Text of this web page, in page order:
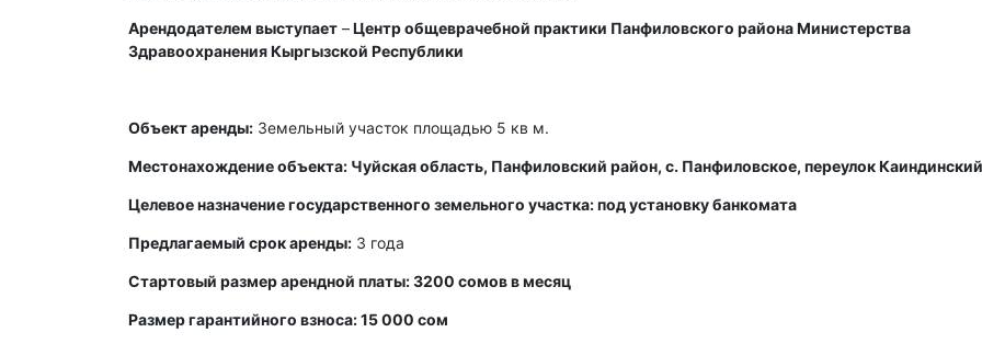
Арендодателем выступает –Центр общеврачебной практики Панфиловского района Министерства
Здравоохранения Кыргызской Республики
Объект аренды: Земельный участок площадью 5 кв м.
Местонахождение объекта: Чуйская область, Панфиловский район, с. Панфиловское, переулок
Целевое назначение государственного земельного участка: под установку банкомата
Предлагаемый срок аренды: 3 года
Стартовый размер арендной платы: 3200 сомов в месяц
Размер гарантийного взноса: 15 000 сом